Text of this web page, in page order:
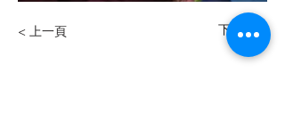
< 上一頁 下一頁 >